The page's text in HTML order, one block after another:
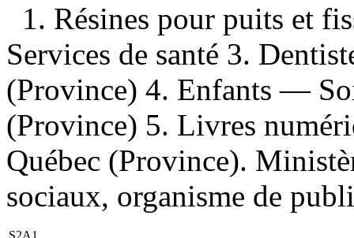
1. Résines pour puits et
Services de santé 3.
(Province) 4. Enfants —
(Province) 5. Livres
Québec (Province).
sociaux, organisme de
S2A1